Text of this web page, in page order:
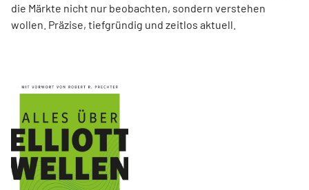
die Märkte nicht nur beobachten, sondern verstehen
wollen. Präzise, tiefgründig und zeitlos aktuell.